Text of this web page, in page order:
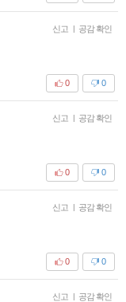
신고 | 공감 확인
0
0
신고 | 공감 확인
0
0
신고 | 공감 확인
0
0
신고 | 공감 확인